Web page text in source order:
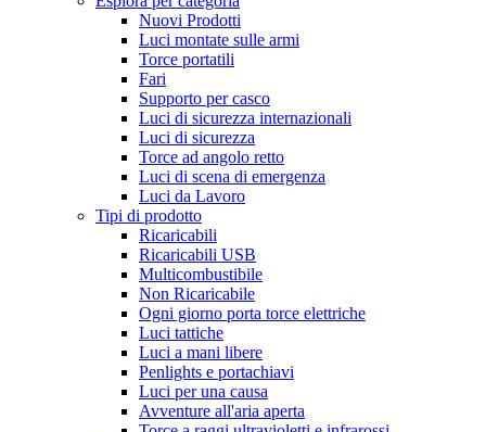
Nuovi Prodotti
Luci montate sulle armi
Torce portatili
Fari
Supporto per casco
Luci di sicurezza internazionali
Luci di sicurezza
Torce ad angolo retto
Luci di scena di emergenza
Luci da Lavoro
Tipi di prodotto
Ricaricabili
Ricaricabili USB
Multicombustibile
Non Ricaricabile
Ogni giorno porta torce elettriche
Luci tattiche
Luci a mani libere
Penlights e portachiavi
Luci per una causa
Avventure all'aria aperta